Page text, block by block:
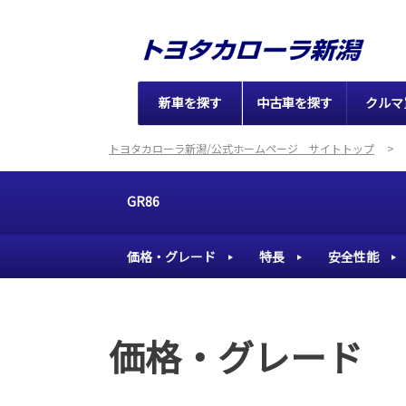
新車を探す 中古車を探す クル
トヨタカローラ新潟/公式ホームページ サイトトップ
GR86
価格・グレード 特長 安全性能
価格・グレード